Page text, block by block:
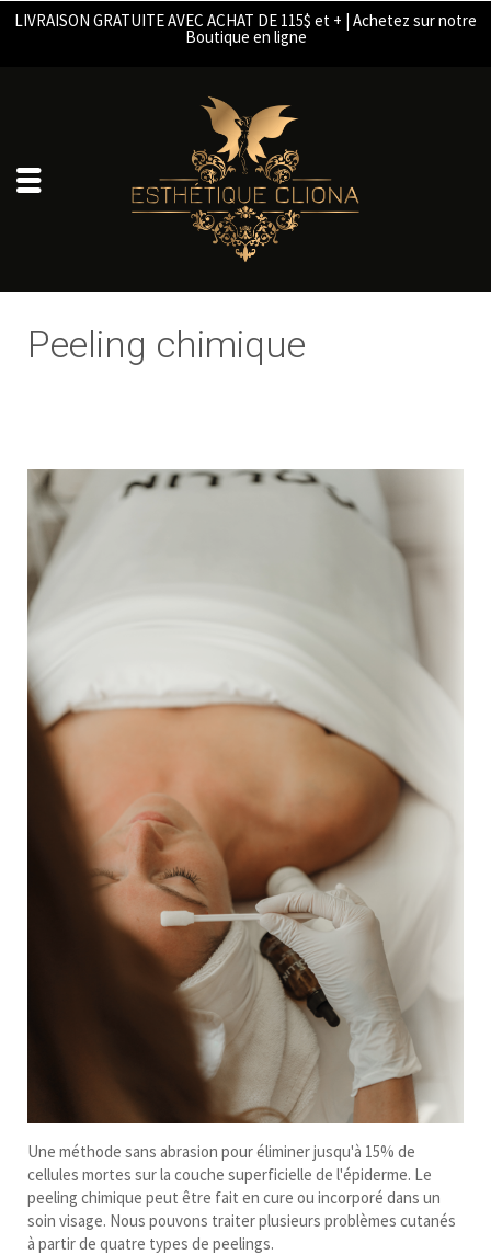
LIVRAISON GRATUITE AVEC ACHAT DE 115$ et + | Achetez sur notre
Boutique en ligne
Peeling chimique
Une méthode sans abrasion pour éliminer jusqu'à 15% de
cellules mortes sur la couche superficielle de l'épiderme. Le
peeling chimique peut être fait en cure ou incorporé dans un
soin visage. Nous pouvons traiter plusieurs problèmes cutanés
à partir de quatre types de peelings.